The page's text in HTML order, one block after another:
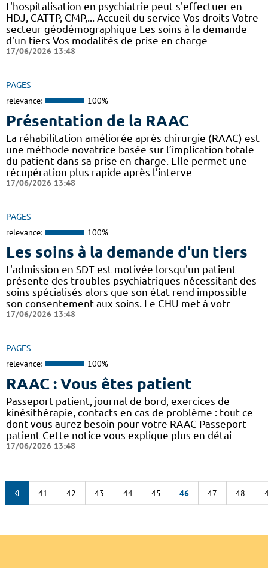
L'hospitalisation en psychiatrie peut s'effectuer en
HDJ, CATTP, CMP,... Accueil du service Vos droits Votre
secteur géodémographique Les soins à la demande
d'un tiers Vos modalités de prise en charge
17/06/2026 13:48
PAGES
relevance: 100%
Présentation de la RAAC
La réhabilitation améliorée après chirurgie (RAAC) est
une méthode novatrice basée sur l’implication totale
du patient dans sa prise en charge. Elle permet une
récupération plus rapide après l’interve
17/06/2026 13:48
PAGES
relevance: 100%
Les soins à la demande d'un tiers
L'admission en SDT est motivée lorsqu'un patient
présente des troubles psychiatriques nécessitant des
soins spécialisés alors que son état rend impossible
son consentement aux soins. Le CHU met à votr
17/06/2026 13:48
PAGES
relevance: 100%
RAAC : Vous êtes patient
Passeport patient, journal de bord, exercices de
kinésithérapie, contacts en cas de problème : tout ce
dont vous aurez besoin pour votre RAAC Passeport
patient Cette notice vous explique plus en détai
17/06/2026 13:48
41 42 43 44 45 46 47 48